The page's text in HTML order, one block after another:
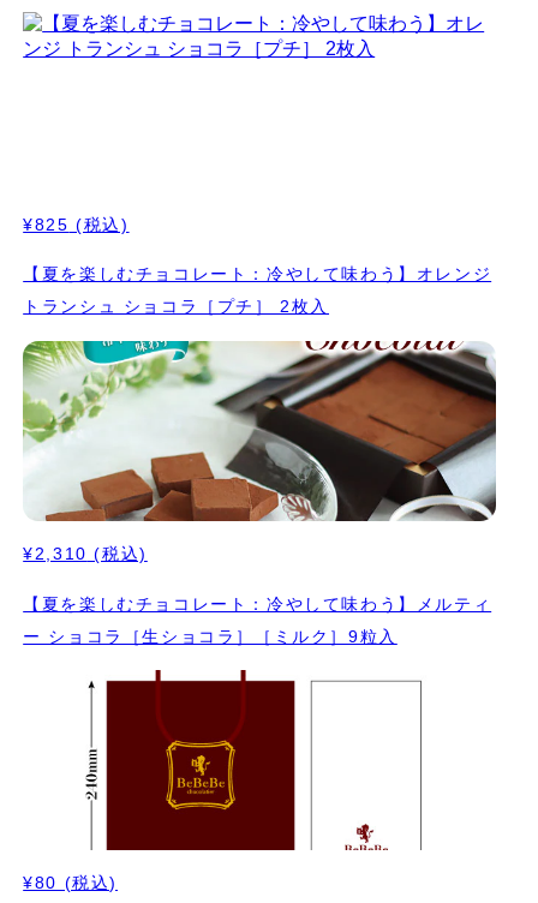
¥825 (税込)
【夏を楽しむチョコレート：冷やして味わう】オレンジ
トランシュ ショコラ［プチ］ 2枚入
¥2,310 (税込)
【夏を楽しむチョコレート：冷やして味わう】メルティ
ー ショコラ［生ショコラ］［ミルク］9粒入
¥80 (税込)